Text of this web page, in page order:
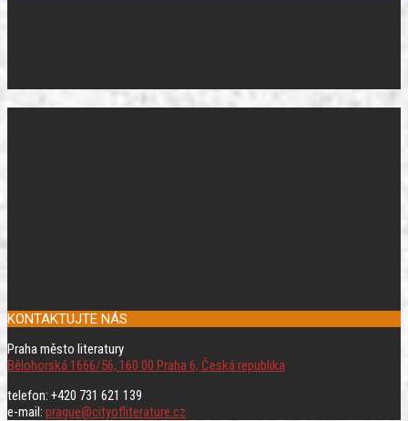
KONTAKTUJTE NÁS
Praha město literatury
Bělohorská 1666/56, 160 00 Praha 6, Česká republika
telefon: +420 731 621 139
e-mail: prague@cityofliterature.cz